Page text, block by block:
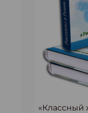
«Классный